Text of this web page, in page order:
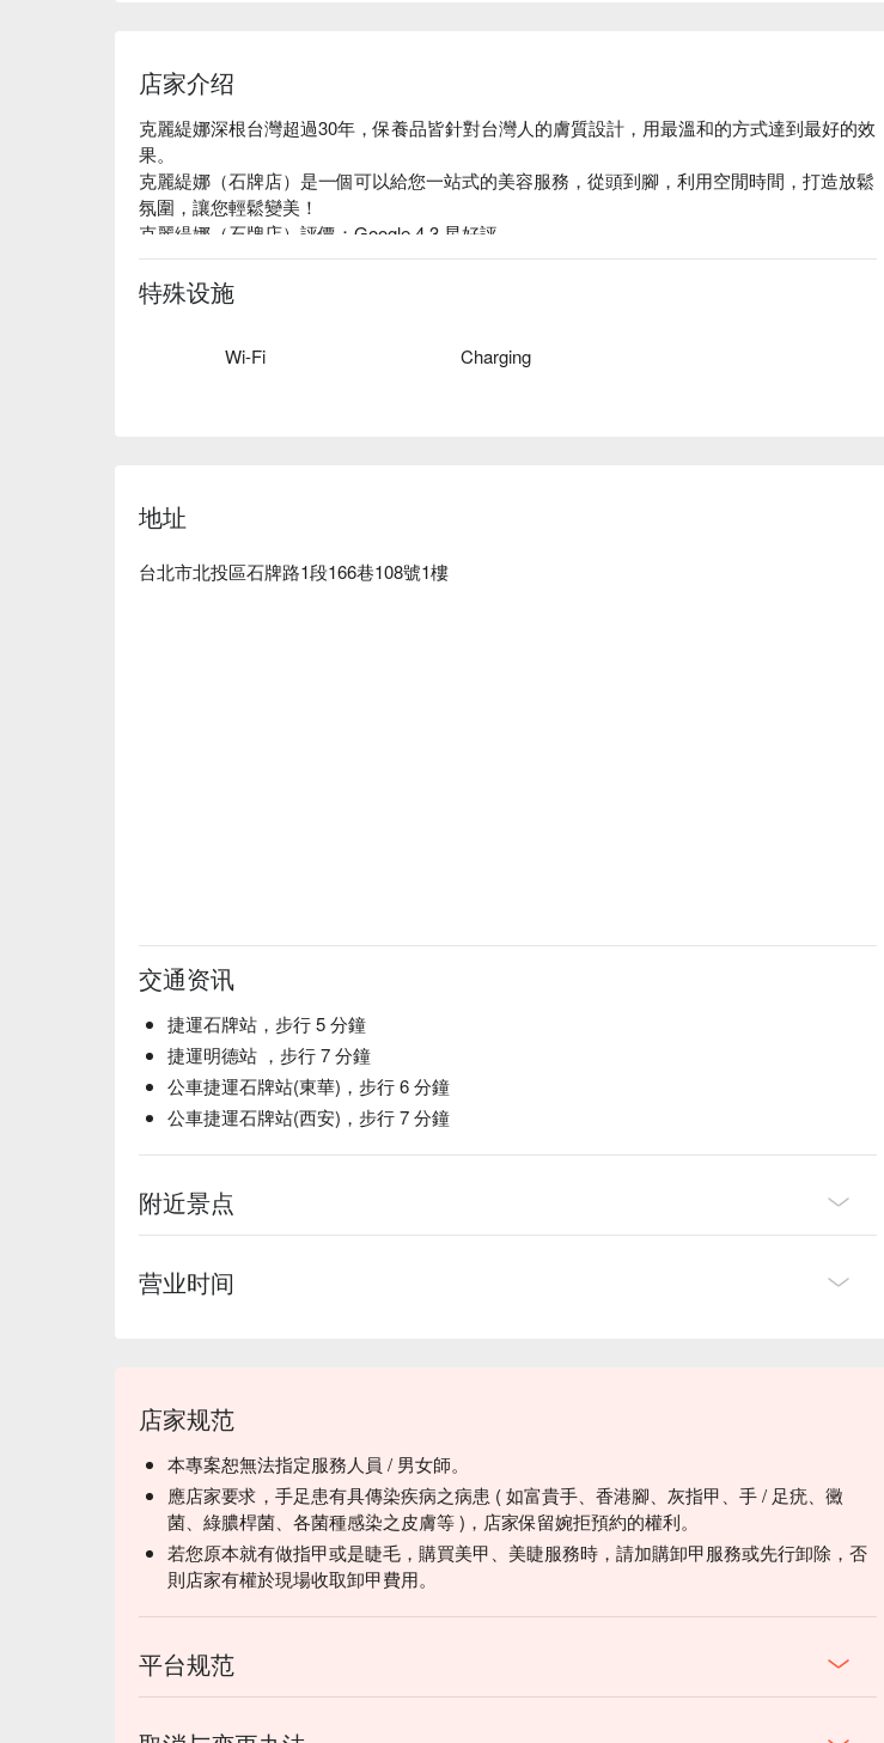
店家介绍
克麗緹娜深根台灣超過30年，保養品皆針對台灣人的膚質設計，用最溫和的方式達到最好的效
果。
克麗緹娜（石牌店）是一個可以給您一站式的美容服務，從頭到腳，利用空閒時間，打造放鬆
氛圍，讓您輕鬆變美！
克麗緹娜（石牌店）評價：Google 4.3 星好評
克麗緹娜（石牌店）服務：提供美容服務、美體舒壓、美睫、彩妝、美甲、手部保養、紋綉、
教學服務。
克麗緹娜（石牌店）推薦：皆由專業美容、美甲師服務，可溝通您的需求。克麗緹娜預約、克
特殊设施
Wi-Fi Charging
地址
台北市北投區石牌路1段166巷108號1樓
交通资讯
捷運石牌站，步行 5 分鐘
捷運明德站 ，步行 7 分鐘
公車捷運石牌站(東華)，步行 6 分鐘
公車捷運石牌站(西安)，步行 7 分鐘
附近景点
营业时间
店家规范
本專案恕無法指定服務人員 / 男女師。
應店家要求，手足患有具傳染疾病之病患 ( 如富貴手、香港腳、灰指甲、手 / 足疣、黴
菌、綠膿桿菌、各菌種感染之皮膚等 )，店家保留婉拒預約的權利。
若您原本就有做指甲或是睫毛，購買美甲、美睫服務時，請加購卸甲服務或先行卸除，否
則店家有權於現場收取卸甲費用。
平台规范